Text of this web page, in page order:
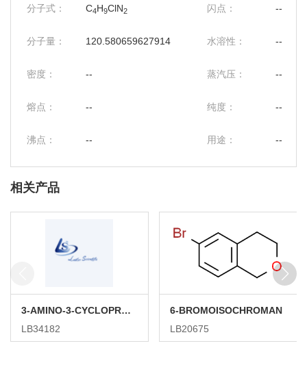
分子式： C4H9ClN2 闪点： --
分子量： 120.580659627914 水溶性： --
密度： -- 蒸汽压： --
熔点： -- 纯度： --
沸点： -- 用途： --
相关产品
3-AMINO-3-CYCLOPROPYLPROPANENITRILE HYDROCHLORIDE
LB34182
6-BROMOISOCHROMAN
LB20675